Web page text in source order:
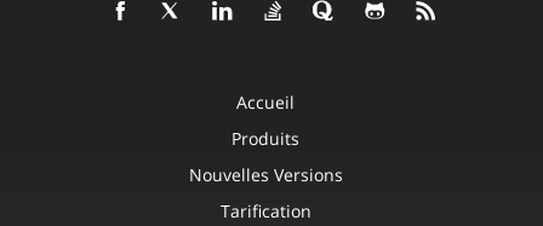
Accueil
Produits
Nouvelles Versions
Tarification